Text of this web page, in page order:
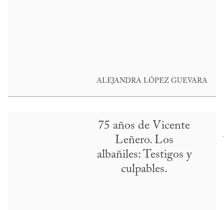
ALEJANDRA LÓPEZ GUEVARA
75 años de Vicente
Leñero. Los
albañiles: Testigos y
culpables.